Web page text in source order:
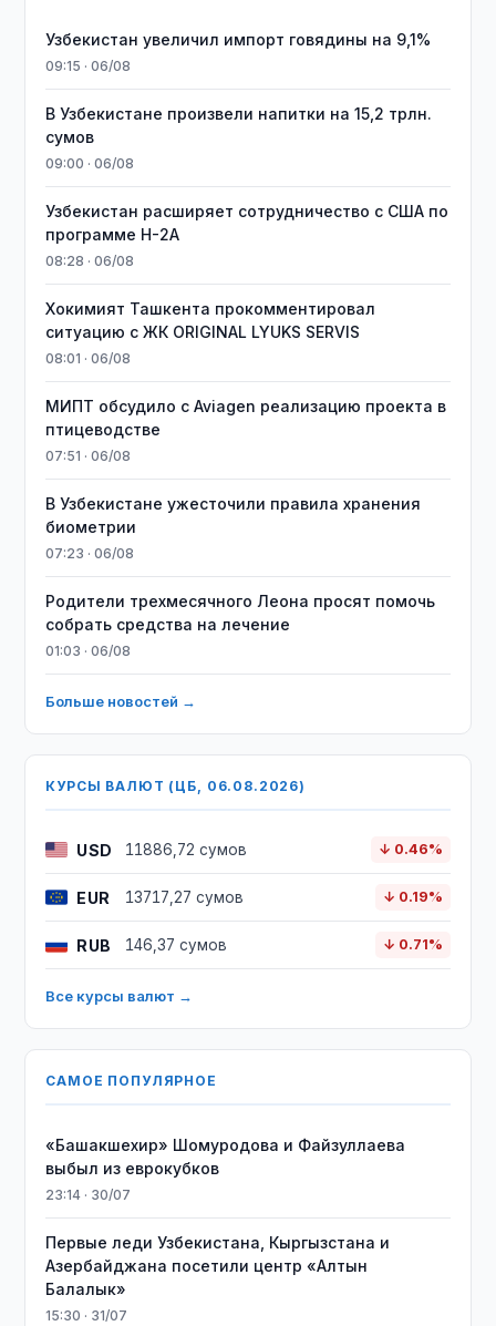
Узбекистан увеличил импорт говядины на 9,1%
09:15 · 06/08
В Узбекистане произвели напитки на 15,2 трлн.
сумов
09:00 · 06/08
Узбекистан расширяет сотрудничество с США по
программе H-2A
08:28 · 06/08
Хокимият Ташкента прокомментировал
ситуацию с ЖК ORIGINAL LYUKS SERVIS
08:01 · 06/08
МИПТ обсудило с Aviagen реализацию проекта в
птицеводстве
07:51 · 06/08
В Узбекистане ужесточили правила хранения
биометрии
07:23 · 06/08
Родители трехмесячного Леона просят помочь
собрать средства на лечение
01:03 · 06/08
Больше новостей →
КУРСЫ ВАЛЮТ (ЦБ, 06.08.2026)
USD 11886,72 сумов ↓ 0.46%
EUR 13717,27 сумов ↓ 0.19%
RUB 146,37 сумов ↓ 0.71%
Все курсы валют →
САМОЕ ПОПУЛЯРНОЕ
«Башакшехир» Шомуродова и Файзуллаева
выбыл из еврокубков
23:14 · 30/07
Первые леди Узбекистана, Кыргызстана и
Азербайджана посетили центр «Алтын
Балалык»
15:30 · 31/07